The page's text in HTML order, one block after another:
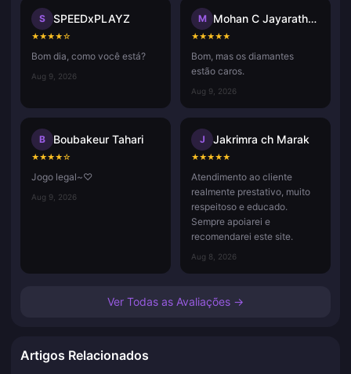
S SPEEDxPLAYZ
★★★★☆
Bom dia, como você está?
Aug 9, 2026
M Mohan C Jayarathna
★★★★★
Bom, mas os diamantes
estão caros.
Aug 9, 2026
B Boubakeur Tahari
★★★★☆
Jogo legal~♡
Aug 9, 2026
J Jakrimra ch Marak
★★★★★
Atendimento ao cliente
realmente prestativo, muito
respeitoso e educado.
Sempre apoiarei e
recomendarei este site.
Aug 8, 2026
Ver Todas as Avaliações →
Artigos Relacionados